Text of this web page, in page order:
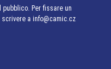
Per fissare un
a info@camic.cz